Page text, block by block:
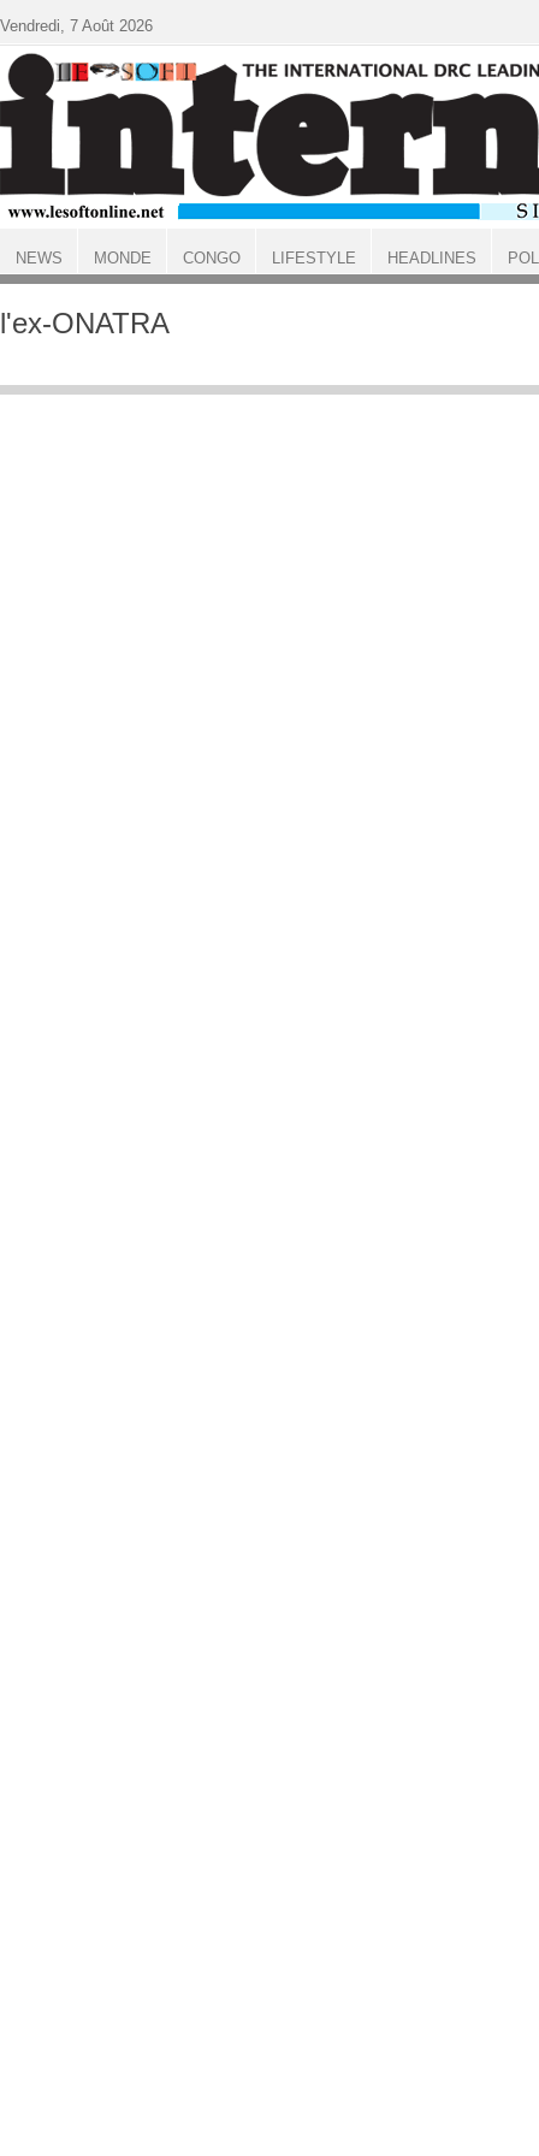
ACCUEIL
l'ex-ONATRA
Vendredi, 7 Août 2026
NEWS MONDE CONGO LIFESTYLE HEADLINES